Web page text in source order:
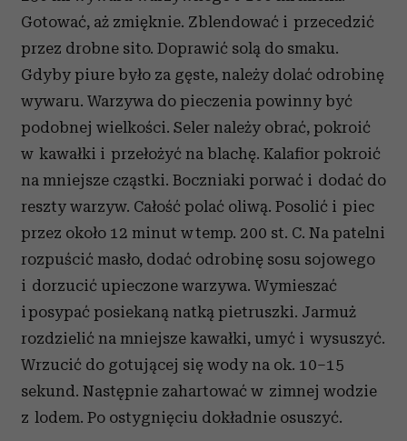
Gotować, aż zmięknie. Zblendować i przecedzić
przez drobne sito. Doprawić solą do smaku.
Gdyby piure było za gęste, należy dolać odrobinę
wywaru. Warzywa do pieczenia powinny być
podobnej wielkości. Seler należy obrać, pokroić
w kawałki i przełożyć na blachę. Kalafior pokroić
na mniejsze cząstki. Boczniaki porwać i dodać do
reszty warzyw. Całość polać oliwą. Posolić i piec
przez około 12 minut w temp. 200 st. C. Na patelni
rozpuścić masło, dodać odrobinę sosu sojowego
i dorzucić upieczone warzywa. Wymieszać
i posypać posiekaną natką pietruszki. Jarmuż
rozdzielić na mniejsze kawałki, umyć i wysuszyć.
Wrzucić do gotującej się wody na ok. 10–15
sekund. Następnie zahartować w zimnej wodzie
z lodem. Po ostygnięciu dokładnie osuszyć.